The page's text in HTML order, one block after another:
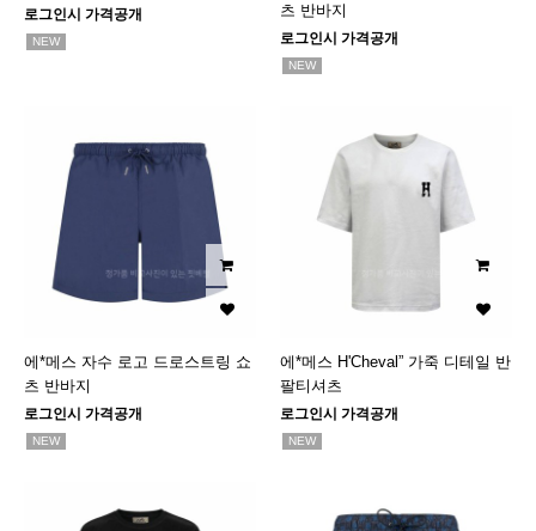
로그인시 가격공개
NEW
츠 반바지
로그인시 가격공개
NEW
에*메스 자수 로고 드로스트링 쇼
츠 반바지
로그인시 가격공개
NEW
에*메스 H'Cheval” 가죽 디테일 반
팔티셔츠
로그인시 가격공개
NEW